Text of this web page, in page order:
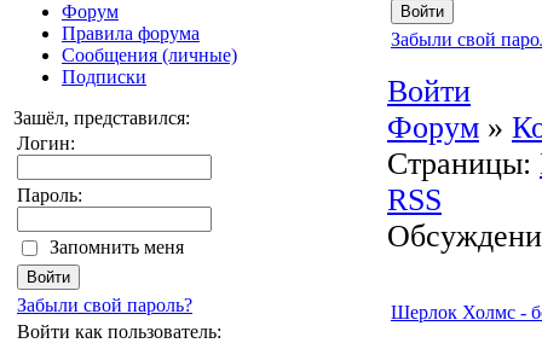
Форум
Правила форума
Сообщения (личные)
Подписки
Зашёл, представился:
Логин:
Пароль:
Запомнить меня
Забыли свой пароль?
Войти как пользователь:
Забыли свой
Войти
Форум »
Страницы:
RSS
Шерлок Холмс -